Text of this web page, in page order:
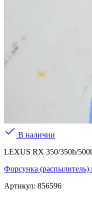
В наличии
LEXUS RX 350/350h/
Форсунка (распылитель)
Артикул: 856596